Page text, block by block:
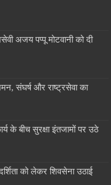
अजय पप्पू मोटवानी को दी
संघर्ष और राष्ट्रसेवा का
के बीच सुरक्षा इंतजामों पर उठे
को लेकर शिवसेना उठाई